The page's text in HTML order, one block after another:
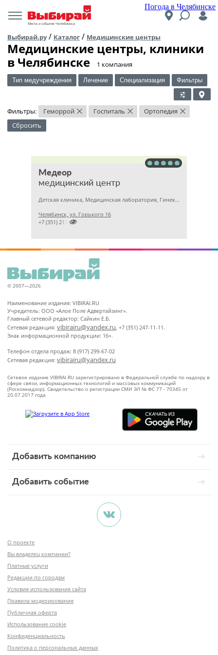
Погода в Челябинске
Места и события Челябинска
Выбирай.ру/ Каталог / Медицинские центры
Медицинские центры, клиники
в Челябинске
​1 компания
Тип медучреждения Лечение Специализация Фильтры
Фильтры: Геморрой × Госпиталь × Ортопедия ×
Сбросить
Медеор
медицинский центр
Детская клиника, Медицинская лаборатория, Гинекология
Челябинск, ул. Горького 16

+7 (351) 2172376
© 2007—2026
Наименование издания: VIBIRAI.RU
Учредитель: ООО «Алое Поле Адвертайзинг».
Главный сетевой редактор: Сайкин Е.Б.
Сетевая редакция: vibirairu@yandex.ru, +7 (351) 247-11-11.
Знак информационной продукции: 16+.
Телефон отдела продаж: 8 (917) 299-67-02
Сетевая редакция: vibirairu@yandex.ru
Сетевое издание VIBIRAI.RU зарегистрировано в Федеральной службе по надзору в
сфере связи, информационных технологий и массовых коммуникаций
(Роскомнадзор). Свидетельство о регистрации СМИ ЭЛ № ФС 77 - 70345 от
20.07.2017 года
Добавить компанию
Добавить событие
О проекте
Вы владелец компании?
Платные услуги
Редакции по городам
Условия использования сайта
Правила модерирования
Публичная оферта
Использование cookie
Конфиденциальность
Политика о персональных данных